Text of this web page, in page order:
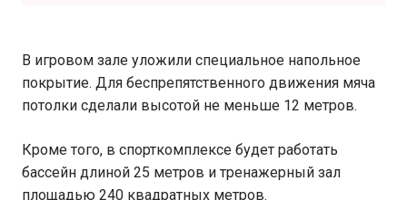
В игровом зале уложили специальное напольное
покрытие. Для беспрепятственного движения мяча
потолки сделали высотой не меньше 12 метров.
Кроме того, в спорткомплексе будет работать
бассейн длиной 25 метров и тренажерный зал
площадью 240 квадратных метров.